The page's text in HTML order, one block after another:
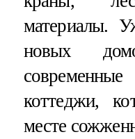
материалы.
новых
коттеджи,
месте